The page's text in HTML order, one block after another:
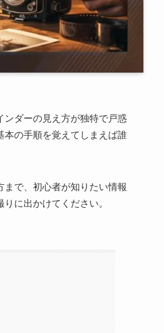
ンダーの見え方が独特で戸惑
本の手順を覚えてしまえば誰
で、初心者が知りたい情報
に出かけてください。